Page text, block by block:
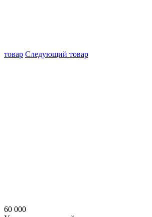
товар Следующий товар
60 000